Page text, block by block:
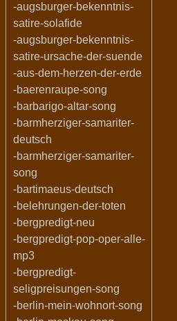
-augsburger-bekenntnis-
satire-solafide
-augsburger-bekenntnis-
satire-ursache-der-suende
-aus-dem-herzen-der-erde
-baerenraupe-song
-barbarigo-altar-song
-barmherziger-samariter-
deutsch
-barmherziger-samariter-
song
-bartimaeus-deutsch
-belehrungen-der-toten
-bergpredigt-neu
-bergpredigt-pop-oper-alle-
mp3
-bergpredigt-
seligpreisungen-song
-berlin-mein-wohnort-song